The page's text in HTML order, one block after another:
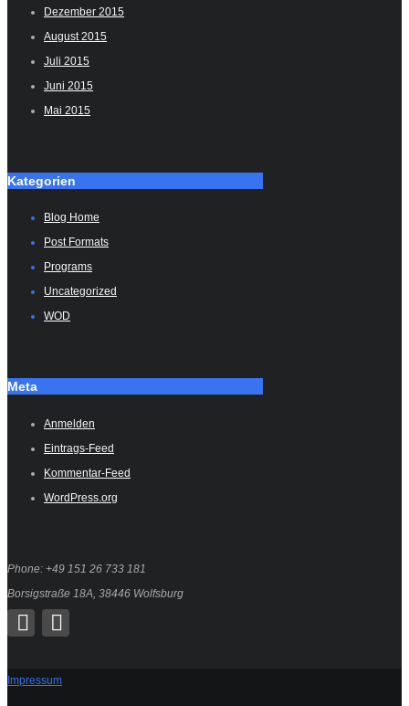
Dezember 2015
August 2015
Juli 2015
Juni 2015
Mai 2015
Kategorien
Blog Home
Post Formats
Programs
Uncategorized
WOD
Meta
Anmelden
Eintrags-Feed
Kommentar-Feed
WordPress.org
Phone: +49 151 26 733 181
Borsigstraße 18A, 38446 Wolfsburg
Impressum